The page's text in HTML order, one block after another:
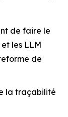
de faire le
les LLM
de
la traçabilité